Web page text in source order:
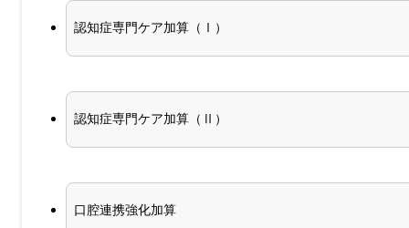
認知症専門ケア加算（Ⅰ）
認知症専門ケア加算（Ⅱ）
口腔連携強化加算